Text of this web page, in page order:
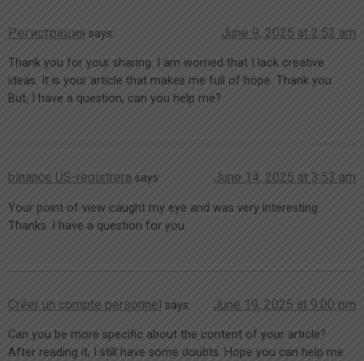
Регистрация says: June 9, 2025 at 2:52 am
Thank you for your sharing. I am worried that I lack creative
ideas. It is your article that makes me full of hope. Thank you.
But, I have a question, can you help me?
binance US-registrera says: June 14, 2025 at 3:53 am
Your point of view caught my eye and was very interesting.
Thanks. I have a question for you.
Créer un compte personnel says: June 19, 2025 at 9:00 pm
Can you be more specific about the content of your article?
After reading it, I still have some doubts. Hope you can help me.